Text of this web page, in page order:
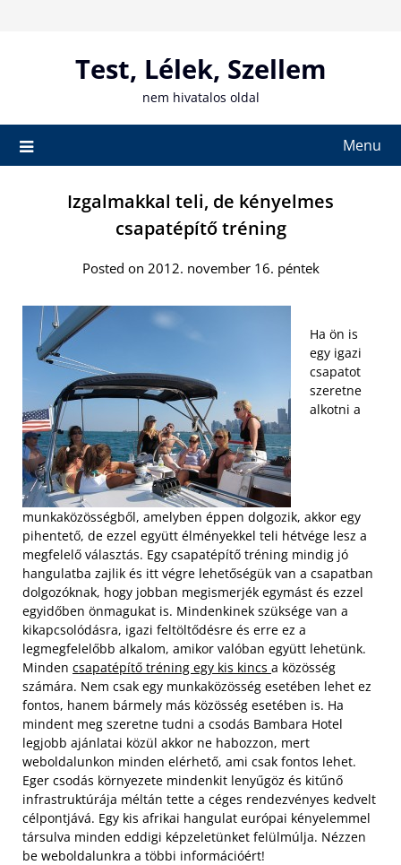
Test, Lélek, Szellem
nem hivatalos oldal
Menu
Izgalmakkal teli, de kényelmes
csapatépítő tréning
Posted on 2012. november 16. péntek
Ha ön is
egy igazi
csapatot
szeretne
alkotni a
munkaközösségből, amelyben éppen dolgozik, akkor egy
pihentető, de ezzel együtt élményekkel teli hétvége lesz a
megfelelő választás. Egy csapatépítő tréning mindig jó
hangulatba zajlik és itt végre lehetőségük van a csapatban
dolgozóknak, hogy jobban megismerjék egymást és ezzel
egyidőben önmagukat is. Mindenkinek szüksége van a
kikapcsolódásra, igazi feltöltődésre és erre ez a
legmegfelelőbb alkalom, amikor valóban együtt lehetünk.
Minden csapatépítő tréning egy kis kincs a közösség
számára. Nem csak egy munkaközösség esetében lehet ez
fontos, hanem bármely más közösség esetében is. Ha
mindent meg szeretne tudni a csodás Bambara Hotel
legjobb ajánlatai közül akkor ne habozzon, mert
weboldalunkon minden elérhető, ami csak fontos lehet.
Eger csodás környezete mindenkit lenyűgöz és kitűnő
infrastruktúrája méltán tette a céges rendezvényes kedvelt
célpontjává. Egy kis afrikai hangulat európai kényelemmel
társulva minden eddigi képzeletünket felülmúlja. Nézzen
be weboldalunkra a többi információért!